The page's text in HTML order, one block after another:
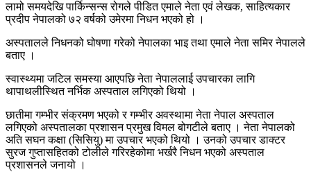
लामो समयदेखि पार्किन्सन्स रोगले पीडित एमाले नेता एवं लेखक, साहित्यकार
प्रदीप नेपालको ७२ वर्षको उमेरमा निधन भएको हो ।
अस्पतालले निधनको घोषणा गरेको नेपालका भाइ तथा एमाले नेता समिर नेपालले
बताए ।
स्वास्थ्यमा जटिल समस्या आएपछि नेता नेपाललाई उपचारका लागि
थापाथलीस्थित नर्भिक अस्पताल लगिएको थियो ।
छातीमा गम्भीर संक्रमण भएको र गम्भीर अवस्थामा नेता नेपाल अस्पताल
लगिएको अस्पतालका प्रशासन प्रमुख विमल बोगटीले बताए । नेता नेपालको
अति सघन कक्षा (सिसियु) मा उपचार भएको थियो । उनको उपचार डाक्टर
सुरज गुप्तासहितको टोलीले गरिरहेकोमा भर्खरै निधन भएको अस्पताल
प्रशासनले जनायो ।